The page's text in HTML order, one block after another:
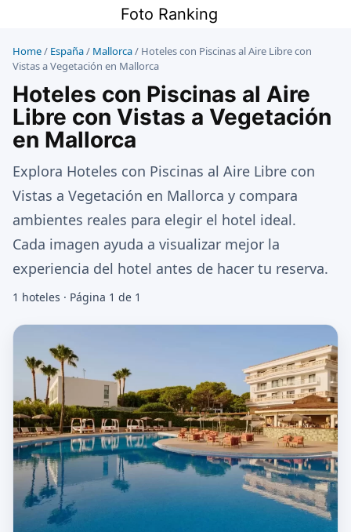
contenido
Foto Ranking
Home/ España/ Mallorca/ Hoteles con Piscinas al Aire Libre con
Vistas a Vegetación en Mallorca
Hoteles con Piscinas al Aire
Libre con Vistas a Vegetación
en Mallorca
Explora Hoteles con Piscinas al Aire Libre con
Vistas a Vegetación en Mallorca y compara
ambientes reales para elegir el hotel ideal.
Cada imagen ayuda a visualizar mejor la
experiencia del hotel antes de hacer tu reserva.
1 hoteles · Página 1 de 1